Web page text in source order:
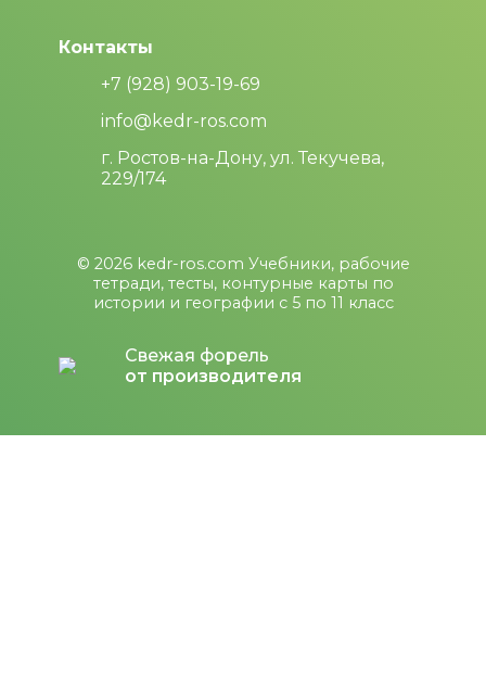
Контакты
+7 (928) 903-19-69
info@kedr-ros.com
г. Ростов-на-Дону, ул. Текучева,
229/174
© 2026 kedr-ros.com Учебники, рабочие
тетради, тесты, контурные карты по
истории и географии с 5 по 11 класс
Свежая форель
от производителя